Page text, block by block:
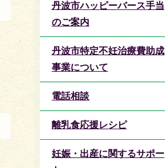
丹波市ハッピーバース手当
のご案内
丹波市特定不妊治療費助成
事業について
電話相談
離乳食応援レシピ
妊娠・出産に関するサポー